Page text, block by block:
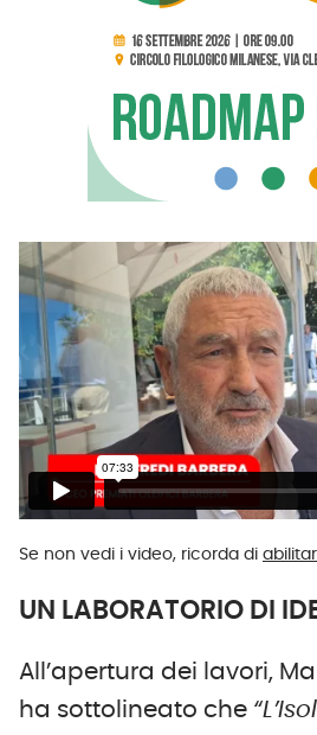
Se non vedi i video, ricorda di
UN LABORATORIO DI
All’apertura dei lavori,
ha sottolineato che